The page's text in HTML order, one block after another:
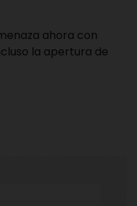
ahora con
la apertura de